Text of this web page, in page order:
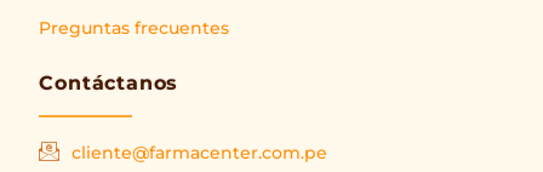
Preguntas frecuentes
Contáctanos
cliente@farmacenter.com.pe